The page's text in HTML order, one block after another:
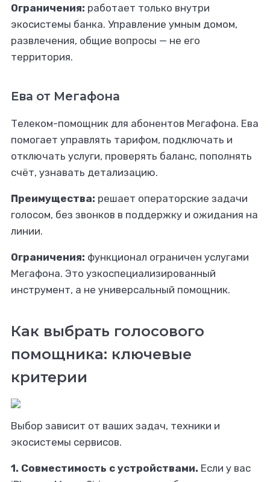
Ограничения: работает только внутри
экосистемы банка. Управление умным домом,
развлечения, общие вопросы — не его
территория.
Ева от Мегафона
Телеком-помощник для абонентов Мегафона. Ева
помогает управлять тарифом, подключать и
отключать услуги, проверять баланс, пополнять
счёт, узнавать детализацию.
Преимущества: решает операторские задачи
голосом, без звонков в поддержку и ожидания на
линии.
Ограничения: функционал ограничен услугами
Мегафона. Это узкоспециализированный
инструмент, а не универсальный помощник.
Как выбрать голосового
помощника: ключевые
критерии
Выбор зависит от ваших задач, техники и
экосистемы сервисов.
1. Совместимость с устройствами. Если у вас